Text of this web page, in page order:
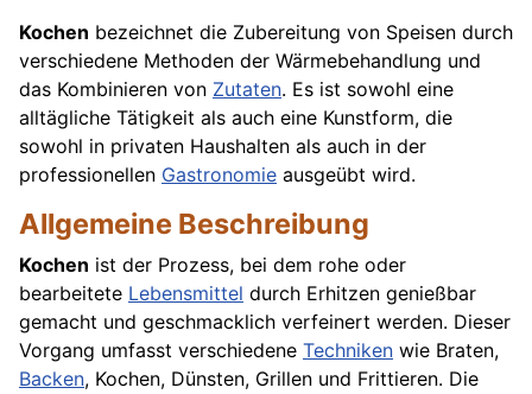
Kochen bezeichnet die Zubereitung von Speisen durch
verschiedene Methoden der Wärmebehandlung und
das Kombinieren von Zutaten. Es ist sowohl eine
alltägliche Tätigkeit als auch eine Kunstform, die
sowohl in privaten Haushalten als auch in der
professionellen Gastronomie ausgeübt wird.
Allgemeine Beschreibung
Kochen ist der Prozess, bei dem rohe oder
bearbeitete Lebensmittel durch Erhitzen genießbar
gemacht und geschmacklich verfeinert werden. Dieser
Vorgang umfasst verschiedene Techniken wie Braten,
Backen, Kochen, Dünsten, Grillen und Frittieren. Die